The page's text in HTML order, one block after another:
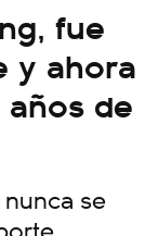
fue
y ahora
de
se